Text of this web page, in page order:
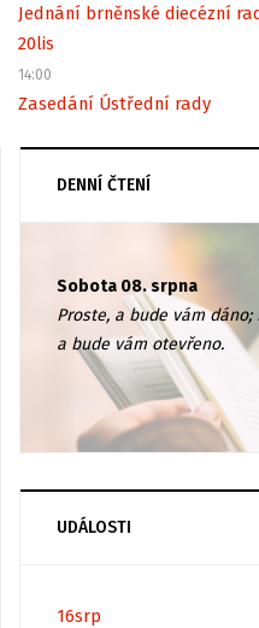
Jednání brněnské diecézní
20lis
14:00
Zasedání Ústřední rady
DENNÍ ČTENÍ
Sobota 08. srpna
Proste, a bude vám
a bude vám otevřeno.
UDÁLOSTI
16srp